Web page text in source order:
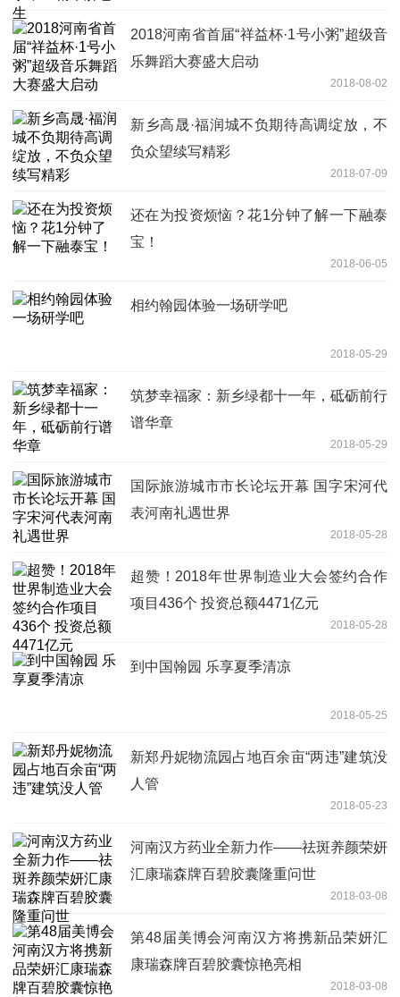
2018河南省首届“祥益杯·1号小粥”超级音
乐舞蹈大赛盛大启动
2018-08-02
新乡高晟·福润城不负期待高调绽放，不
负众望续写精彩
2018-07-09
还在为投资烦恼？花1分钟了解一下融泰
宝！
2018-06-05
相约翰园体验一场研学吧
2018-05-29
筑梦幸福家：新乡绿都十一年，砥砺前行
谱华章
2018-05-29
国际旅游城市市长论坛开幕 国字宋河代
表河南礼遇世界
2018-05-28
超赞！2018年世界制造业大会签约合作
项目436个 投资总额4471亿元
2018-05-28
到中国翰园 乐享夏季清凉
2018-05-25
新郑丹妮物流园占地百余亩“两违”建筑没
人管
2018-05-23
河南汉方药业全新力作——祛斑养颜荣妍
汇康瑞森牌百碧胶囊隆重问世
2018-03-08
第48届美博会河南汉方将携新品荣妍汇
康瑞森牌百碧胶囊惊艳亮相
2018-03-08